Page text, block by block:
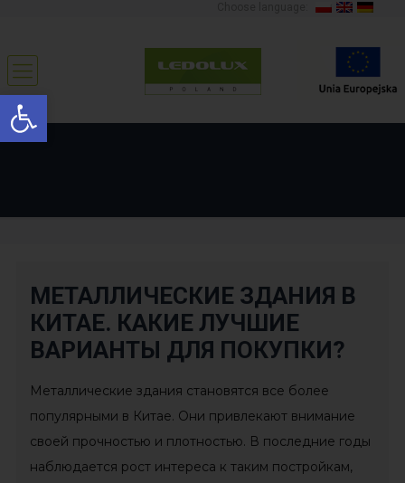
Open toolbar
МЕТАЛЛИЧЕСКИЕ ЗДАНИЯ В
КИТАЕ. КАКИЕ ЛУЧШИЕ
ВАРИАНТЫ ДЛЯ ПОКУПКИ?
Металлические здания становятся все более
популярными в Китае. Они привлекают внимание
своей прочностью и плотностью. В последние годы
наблюдается рост интереса к таким постройкам,